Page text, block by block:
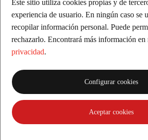
Aarón
Concesionario 5 estrellas en Girona. Todo
compra ha sido perfecto. Asesoramiento,
Muy contento con la compra de su moto.
Este sitio utiliza cookies propias y de
experiencia de usuario. En ningún caso se
recopilar información personal. Puede
rechazarlo. Encontrará más información en
privacidad.
Configurar cookies
Aceptar cookies